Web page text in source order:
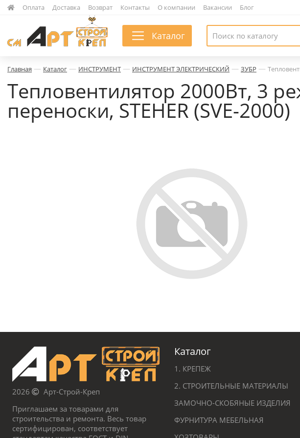
Оплата Доставка Возврат Контакты О компании Вакансии Блог
Каталог
Главная — Каталог — ИНСТРУМЕНТ — ИНСТРУМЕНТ ЭЛЕКТРИЧЕСКИЙ — ЗУБР —
Тепловентилятор 2000Вт, 3
переноски, STEHER (SVE-2000)
2026
Арт-Строй-Креп
Приглашаем за товарами для
строительства и ремонта. Весь товар
сертифицирован, соответствует
Каталог
1. КРЕПЕЖ
2. СТРОИТЕЛЬНЫЕ МАТЕРИАЛЫ
ЗАМОЧНО-СКОБЯНЫЕ ИЗДЕЛИЯ
ФУРНИТУРА МЕБЕЛЬНАЯ